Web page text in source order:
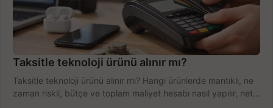
Taksitle teknoloji ürünü alınır mı?
Taksitle teknoloji ürünü alınır mı? Hangi ürünlerde mantıklı, ne
zaman riskli, bütçe ve toplam maliyet hesabı nasıl yapılır, net